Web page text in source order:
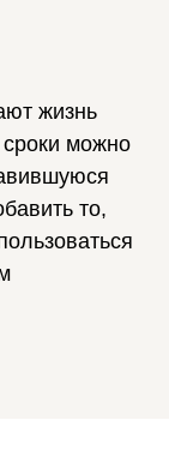
жизнь
можно
то,